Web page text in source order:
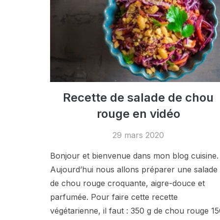
Recette de salade de chou
rouge en vidéo
29 mars 2020
Bonjour et bienvenue dans mon blog cuisine.
Aujourd’hui nous allons préparer une salade
de chou rouge croquante, aigre-douce et
parfumée. Pour faire cette recette
végétarienne, il faut : 350 g de chou rouge